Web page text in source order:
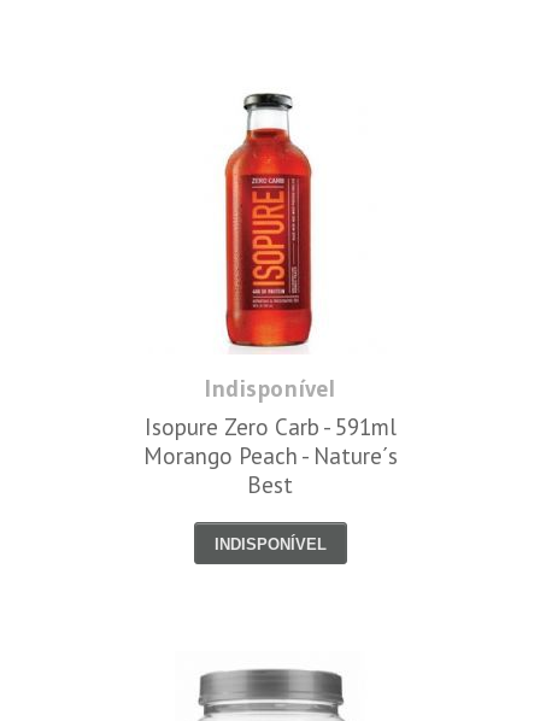
Indisponível
Isopure Zero Carb - 591ml
Morango Peach - Nature´s
Best
INDISPONÍVEL